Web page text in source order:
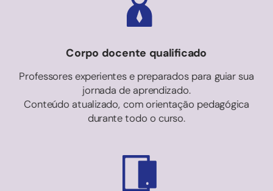
Corpo docente qualificado
Professores experientes e preparados para guiar sua
jornada de aprendizado.
Conteúdo atualizado, com orientação pedagógica
durante todo o curso.